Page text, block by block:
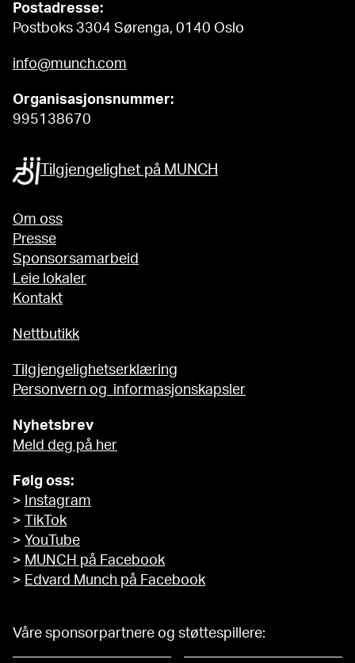
Postadresse:
Postboks 3304 Sørenga, 0140 Oslo
info@munch.com
Organisasjonsnummer:
995138670
Tilgjengelighet på MUNCH
Om oss
Presse
Sponsorsamarbeid
Leie lokaler
Kontakt
Nettbutikk
Tilgjengelighetserklæring
Personvern og informasjonskapsler
Nyhetsbrev
Meld deg på her
Følg oss:
>
Instagram
>
TikTok
> YouTube
> MUNCH på Facebook
> Edvard Munch på Facebook
Våre sponsorpartnere og støttespillere: